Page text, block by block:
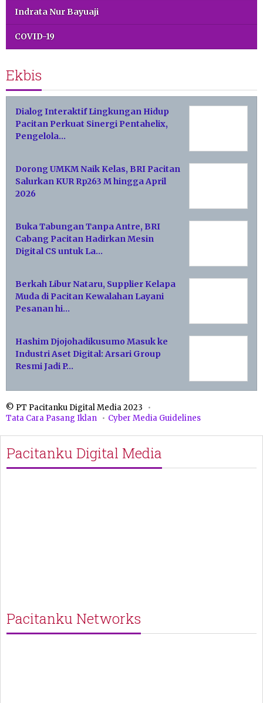
Indrata Nur Bayuaji
COVID-19
Ekbis
Dialog Interaktif Lingkungan Hidup
Pacitan Perkuat Sinergi Pentahelix,
Pengelola…
Dorong UMKM Naik Kelas, BRI Pacitan
Salurkan KUR Rp263 M hingga April
2026
Buka Tabungan Tanpa Antre, BRI
Cabang Pacitan Hadirkan Mesin
Digital CS untuk La…
Berkah Libur Nataru, Supplier Kelapa
Muda di Pacitan Kewalahan Layani
Pesanan hi…
Hashim Djojohadikusumo Masuk ke
Industri Aset Digital: Arsari Group
Resmi Jadi P…
© PT Pacitanku Digital Media 2023
Tata Cara Pasang Iklan
Cyber Media Guidelines
Pacitanku Digital Media
Pacitanku Networks